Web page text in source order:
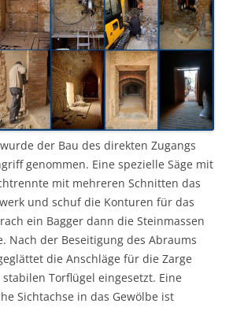
der Bau des direkten Zugangs
genommen. Eine spezielle Säge mit
mit mehreren Schnitten das
und schuf die Konturen für das
ein Bagger dann die Steinmassen
Nach der Beseitigung des Abraums
die Anschläge für die Zarge
Torflügel eingesetzt. Eine
Sichtachse in das Gewölbe ist